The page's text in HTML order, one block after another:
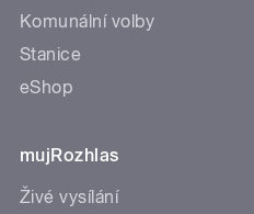
Komunální volby
Stanice
eShop
mujRozhlas
Živé vysílání